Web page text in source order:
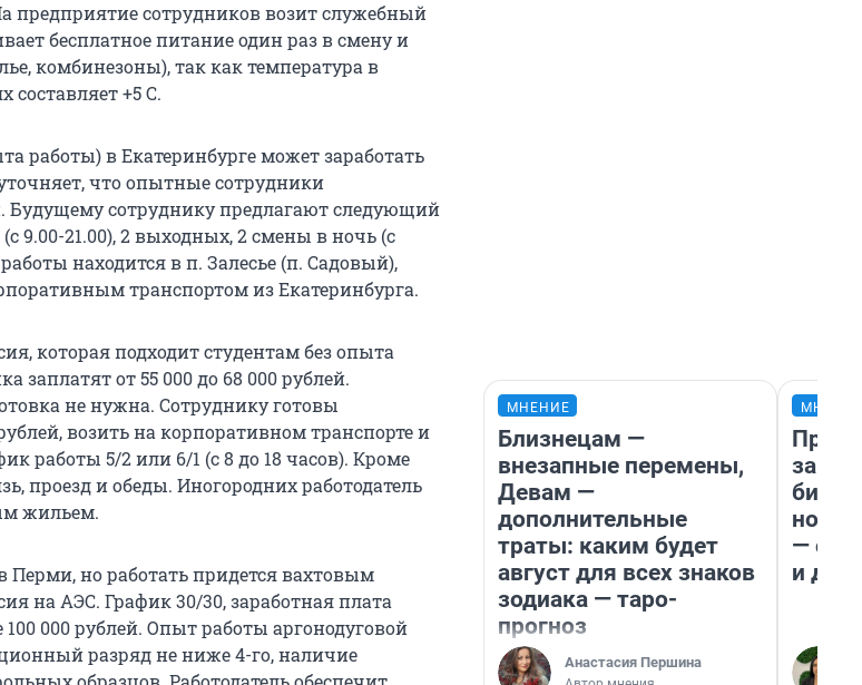
предприятие сотрудников возит служебный
бесплатное питание один раз в смену и
комбинезоны), так как температура в
+5 С.
работы) в Екатеринбурге может заработать
что опытные сотрудники
Будущему сотруднику предлагают следующий
9.00-21.00), 2 выходных, 2 смены в ночь (с
находится в п. Залесье (п. Садовый),
транспортом из Екатеринбурга.
которая подходит студентам без опыта
от 55 000 до 68 000 рублей.
не нужна. Сотруднику готовы
возить на корпоративном транспорте и
работы 5/2 или 6/1 (с 8 до 18 часов). Кроме
проезд и обеды. Иногородних работодатель
жильем.
Перми, но работать придется вахтовым
на АЭС. График 30/30, заработная плата
000 рублей. Опыт работы аргонодуговой
разряд не ниже 4-го, наличие
МНЕНИЕ
Близнецам —
внезапные перемены,
Девам —
дополнительные
траты: каким будет
август для всех знаков
зодиака — таро-
прогноз
Анастасия Першина
— он
и